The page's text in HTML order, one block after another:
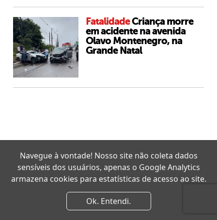
FatalidadeCriança morre
em acidente na avenida
Olavo Montenegro, na
Grande Natal
Navegue à vontade! Nosso site não coleta dados
sensíveis dos usuários, apenas o Google Analytics
armazena cookies para estatísticas de acesso ao site.
Ok. Entendi.